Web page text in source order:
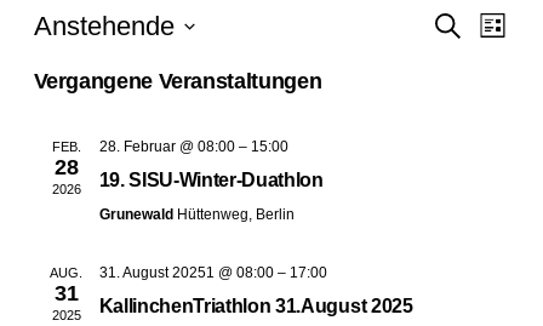
Suche
Liste
Anstehende
wählen.
Vergangene Veranstaltungen
FEB.
28
2026
28. Februar @ 08:00– 15:00
19. SISU-Winter-Duathlon
Grunewald Hüttenweg, Berlin
AUG.
31
2025
31. August 20251 @ 08:00– 17:00
KallinchenTriathlon 31.August 2025